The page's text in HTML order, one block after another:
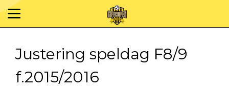
Justering speldag F8/9
f.2015/2016